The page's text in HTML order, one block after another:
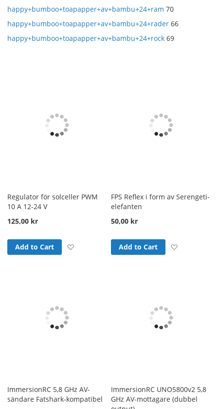
happy+bumboo+toapapper+av+bambu+24+ram 70
happy+bumboo+toapapper+av+bambu+24+rader 66
happy+bumboo+toapapper+av+bambu+24+rock 69
Regulator för solceller PWM
10 A 12-24 V
125,00 kr
Add to Cart Add to Wish List
FPS Reflex i form av Serengeti-
elefanten
50,00 kr
Add to Cart
ImmersionRC 5,8 GHz AV-
sändare Fatshark-kompatibel
ImmersionRC UNO5800v2 5,8
GHz AV-mottagare (dubbel